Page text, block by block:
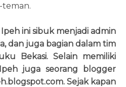
Ipeh ini sibuk menjadi admin
dan juga bagian dalam tim
Bekasi. Selain memiliki
juga seorang blogger
Sejak kapan